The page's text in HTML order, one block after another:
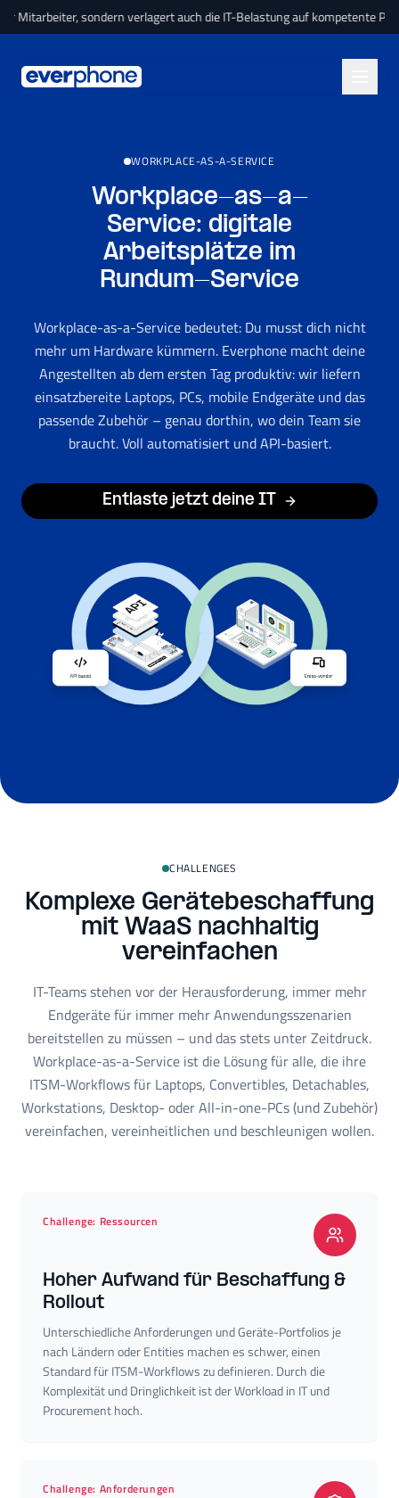
Skip to main content
sondern verlagert auch die IT-Belastung auf kompetente Partner
WORKPLACE-AS-A-SERVICE
Workplace-as-a-
Service: digitale
Arbeitsplätze im
Rundum-Service
Workplace-as-a-Service bedeutet: Du musst dich nicht
mehr um Hardware kümmern. Everphone macht deine
Angestellten ab dem ersten Tag produktiv: wir liefern
einsatzbereite Laptops, PCs, mobile Endgeräte und das
passende Zubehör – genau dorthin, wo dein Team sie
braucht. Voll automatisiert und API-basiert.
Entlaste jetzt deine IT
CHALLENGES
Komplexe Gerätebeschaffung
mit WaaS nachhaltig
vereinfachen
IT-Teams stehen vor der Herausforderung, immer mehr
Endgeräte für immer mehr Anwendungsszenarien
bereitstellen zu müssen – und das stets unter Zeitdruck.
Workplace-as-a-Service ist die Lösung für alle, die ihre
ITSM-Workflows für Laptops, Convertibles, Detachables,
Workstations, Desktop- oder All-in-one-PCs (und Zubehör)
vereinfachen, vereinheitlichen und beschleunigen wollen.
Challenge: Ressourcen
Hoher Aufwand für Beschaffung &
Rollout
Unterschiedliche Anforderungen und Geräte-Portfolios je
nach Ländern oder Entities machen es schwer, einen
Standard für ITSM-Workflows zu definieren. Durch die
Komplexität und Dringlichkeit ist der Workload in IT und
Procurement hoch.
Challenge: Anforderungen